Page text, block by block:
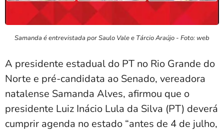
Samanda é entrevistada por Saulo Vale e Tárcio Araújo - Foto: web
A presidente estadual do PT no Rio Grande do
Norte e pré-candidata ao Senado, vereadora
natalense Samanda Alves, afirmou que o
presidente Luiz Inácio Lula da Silva (PT) deverá
cumprir agenda no estado “antes de 4 de julho,